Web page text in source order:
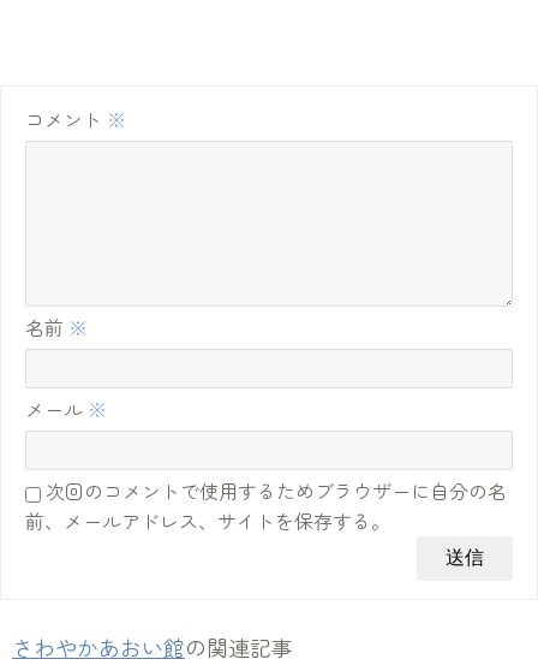
コメント ※
名前 ※
メール ※
次回のコメントで使用するためブラウザーに自分の名
前、メールアドレス、サイトを保存する。
さわやかあおい館の関連記事